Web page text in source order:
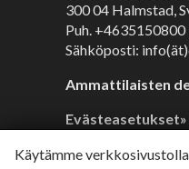
Käytämme
300 04 Halmstad,
Puh. +4635150800
Sähköposti:
Ammattilaisten
Evästeasetukset»